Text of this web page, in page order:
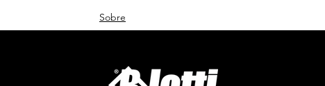
Sobre